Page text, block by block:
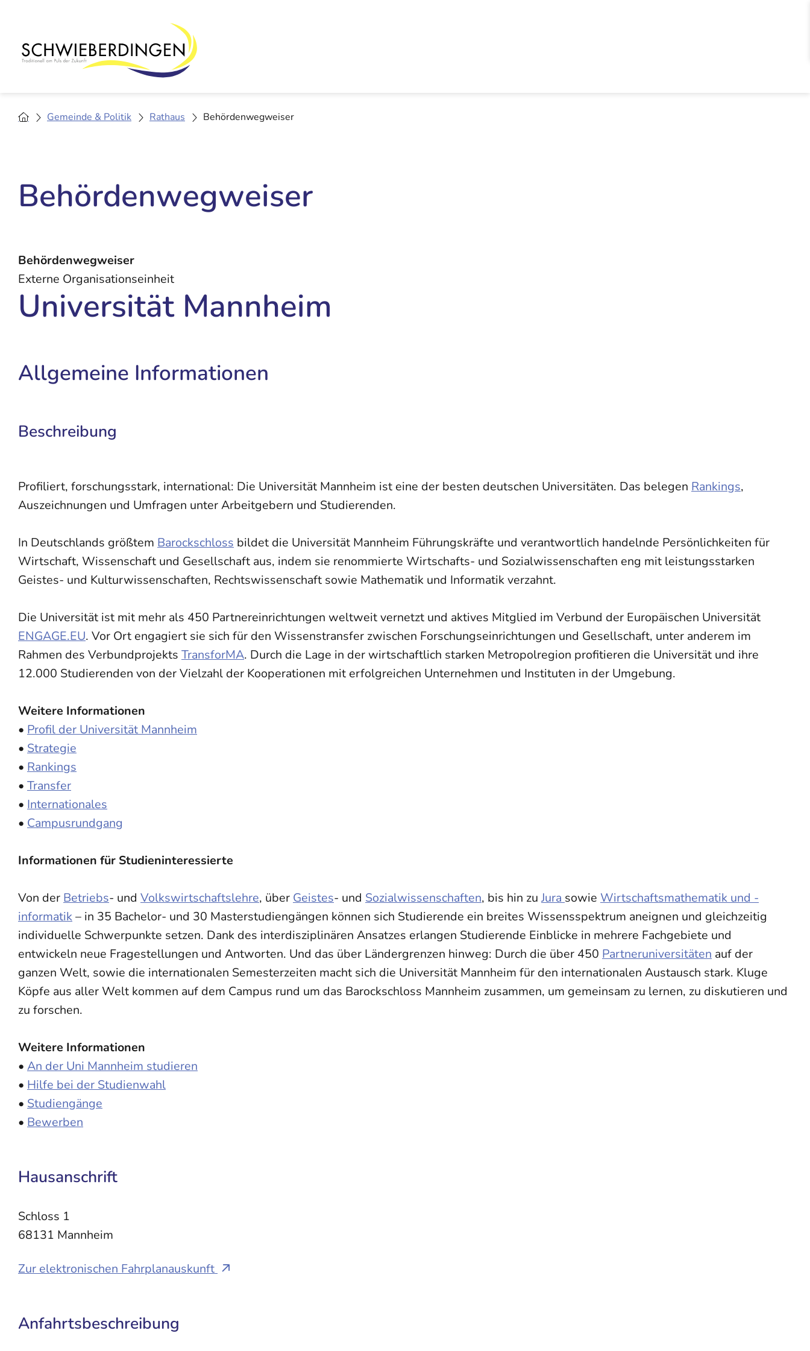
Gemeinde & Politik Rathaus Behördenwegweiser
Behördenwegweiser
Behördenwegweiser
Externe Organisationseinheit
Universität Mannheim
Allgemeine Informationen
Beschreibung
Profiliert, forschungsstark, international: Die Universität Mannheim ist eine der besten deutschen Universitäten. Das belegen Rankings,
Auszeichnungen und Umfragen unter Arbeitgebern und Studierenden.
In Deutschlands größtem Barockschloss bildet die Universität Mannheim Führungskräfte und verantwortlich handelnde Persönlichkeiten für
Wirtschaft, Wissenschaft und Gesellschaft aus, indem sie renommierte Wirtschafts- und Sozialwissenschaften eng mit leistungsstarken
Geistes- und Kulturwissenschaften, Rechtswissenschaft sowie Mathematik und Informatik verzahnt.
Die Universität ist mit mehr als 450 Partnereinrichtungen weltweit vernetzt und aktives Mitglied im Verbund der Europäischen Universität
ENGAGE.EU. Vor Ort engagiert sie sich für den Wissenstransfer zwischen Forschungseinrichtungen und Gesellschaft, unter anderem im
Rahmen des Verbundprojekts TransforMA. Durch die Lage in der wirtschaftlich starken Metropolregion profitieren die Universität und ihre
12.000 Studierenden von der Vielzahl der Kooperationen mit erfolgreichen Unternehmen und Instituten in der Umgebung.
Weitere Informationen
• Profil der Universität Mannheim
• Strategie
• Rankings
• Transfer
• Internationales
• Campusrundgang
Informationen für Studieninteressierte
Von der Betriebs- und Volkswirtschaftslehre, über Geistes- und Sozialwissenschaften, bis hin zuJura sowie Wirtschaftsmathematik und -
informatik– in 35 Bachelor- und 30 Masterstudiengängen können sich Studierende ein breites Wissensspektrum aneignen und gleichzeitig
individuelle Schwerpunkte setzen. Dank des interdisziplinären Ansatzes erlangen Studierende Einblicke in mehrere Fachgebiete und
entwickeln neue Fragestellungen und Antworten. Und das über Ländergrenzen hinweg: Durch die über 450 Partneruniversitäten auf der
ganzen Welt, sowie die internationalen Semesterzeiten macht sich die Universität Mannheim für den internationalen Austausch stark. Kluge
Köpfe aus aller Welt kommen auf dem Campus rund um das Barockschloss Mannheim zusammen, um gemeinsam zu lernen, zu diskutieren und
zu forschen.
Weitere Informationen
• An der Uni Mannheim studieren
• Hilfe bei der Studienwahl
• Studiengänge
• Bewerben
Hausanschrift
Schloss 1
68131 Mannheim
Zur elektronischen Fahrplanauskunft
Anfahrtsbeschreibung